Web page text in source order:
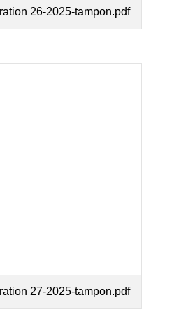
26-2025-tampon.pdf
27-2025-tampon.pdf